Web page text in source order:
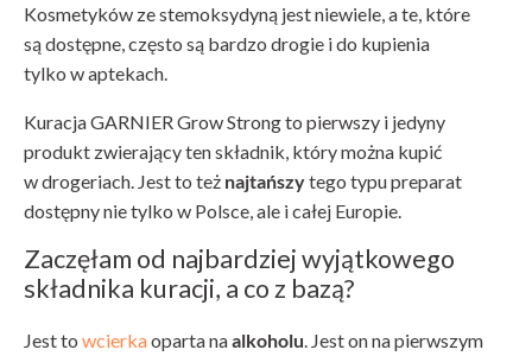
Kosmetyków ze stemoksydyną jest niewiele, a te, które
są dostępne, często są bardzo drogie i do kupienia
tylko w aptekach.
Kuracja GARNIER Grow Strong to pierwszy i jedyny
produkt zwierający ten składnik, który można kupić
w drogeriach. Jest to też najtańszytego typu preparat
dostępny nie tylko w Polsce, ale i całej Europie.
Zaczęłam od najbardziej wyjątkowego
składnika kuracji, a co z bazą?
Jest to wcierkaoparta naalkoholu . Jest on na pierwszym